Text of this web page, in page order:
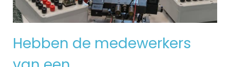
Hebben de medewerkers